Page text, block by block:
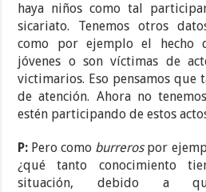
haya niños como tal
sicariato. Tenemos otros
como por ejemplo el hecho
jóvenes o son víctimas de
victimarios. Eso pensamos que
de atención. Ahora no
estén participando de estos
P: Pero como burreros por
¿qué tanto conocimiento
situación, debido a